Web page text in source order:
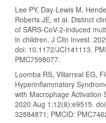
Lee PY, Day-Lewis M,
Roberts JE, et al. Distinct
of SARS-CoV-2-induced
in children. J Clin Invest.
doi: 10.1172/JCI141113.
PMC7598077.
Loomba RS, Villarreal EG,
Hyperinflammatory
with Macrophage Activation
2020 Aug 1;12(8):e9515.
32884871; PMCID: